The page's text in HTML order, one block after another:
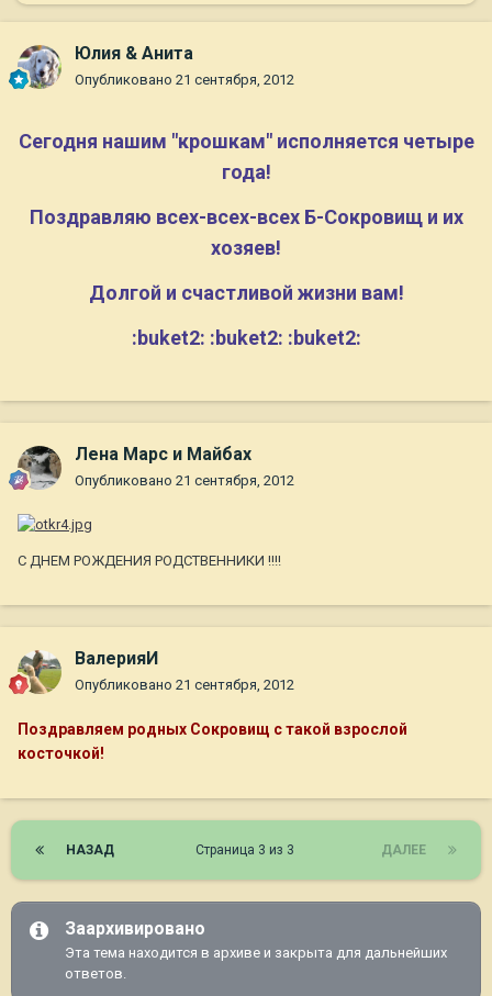
Юлия & Анита
Опубликовано 21 сентября, 2012
Сегодня нашим "крошкам" исполняется четыре
года!
Поздравляю всех-всех-всех Б-Сокровищ и их
хозяев!
Долгой и счастливой жизни вам!
:buket2: :buket2: :buket2:
Лена Марс и Майбах
Опубликовано 21 сентября, 2012
С ДНЕМ РОЖДЕНИЯ РОДСТВЕННИКИ !!!!
ВалерияИ
Опубликовано 21 сентября, 2012
Поздравляем родных Сокровищ с такой взрослой
косточкой!
НАЗАД ДАЛЕЕ
Страница 3 из 3
Заархивировано
Эта тема находится в архиве и закрыта для дальнейших
ответов.